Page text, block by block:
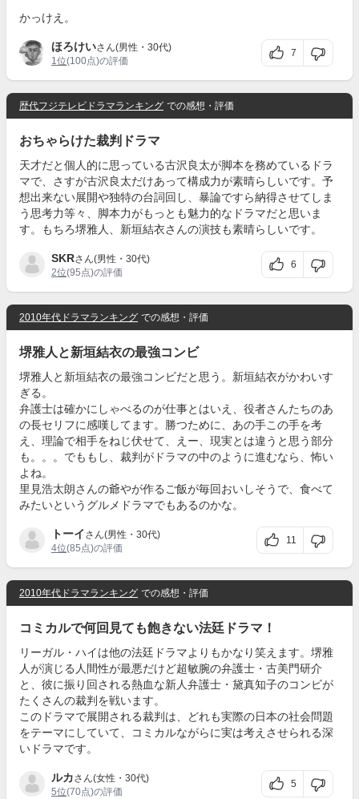
かっけえ。
ほろけいさん(男性・30代)
1位(100点)の評価
7
歴代フジテレビドラマランキング での感想・評価
おちゃらけた裁判ドラマ
天才だと個人的に思っている古沢良太が脚本を務めているドラ
マで、さすが古沢良太だけあって構成力が素晴らしいです。予
想出来ない展開や独特の台詞回し、暴論ですら納得させてしま
う思考力等々、脚本力がもっとも魅力的なドラマだと思いま
す。もちろ堺雅人、新垣結衣さんの演技も素晴らしいです。
SKRさん(男性・30代)
2位(95点)の評価
6
2010年代ドラマランキング での感想・評価
堺雅人と新垣結衣の最強コンビ
堺雅人と新垣結衣の最強コンビだと思う。新垣結衣がかわいす
ぎる。
弁護士は確かにしゃべるのが仕事とはいえ、役者さんたちのあ
の長セリフに感嘆してます。勝つために、あの手この手を考
え、理論で相手をねじ伏せて、えー、現実とは違うと思う部分
も。。。でももし、裁判がドラマの中のように進むなら、怖い
よね。
里見浩太朗さんの爺やが作るご飯が毎回おいしそうで、食べて
みたいというグルメドラマでもあるのかな。
トーイ さん(男性・30代)
4位(85点)の評価
11
2010年代ドラマランキング での感想・評価
コミカルで何回見ても飽きない法廷ドラマ！
リーガル・ハイは他の法廷ドラマよりもかなり笑えます。堺雅
人が演じる人間性が最悪だけど超敏腕の弁護士・古美門研介
と、彼に振り回される熱血な新人弁護士・黛真知子のコンビが
たくさんの裁判を戦います。
このドラマで展開される裁判は、どれも実際の日本の社会問題
をテーマにしていて、コミカルながらに実は考えさせられる深
いドラマです。
ルカさん(女性・30代)
5位(70点)の評価
5